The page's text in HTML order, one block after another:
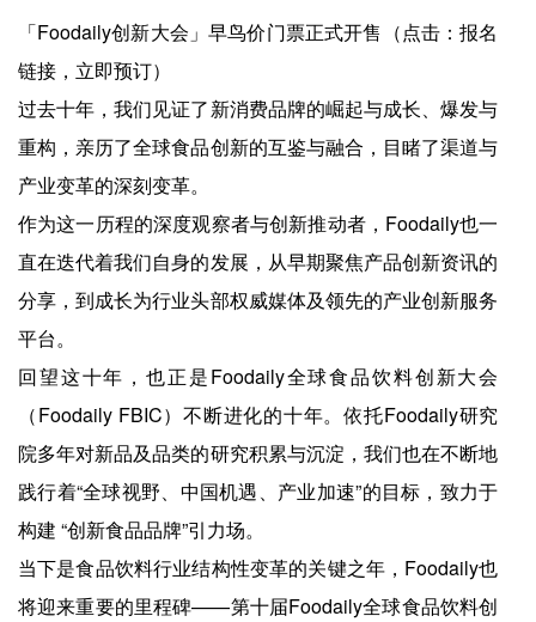
「Foodaily创新大会」早鸟价门票正式开售（点击：报名
链接，立即预订）
过去十年，我们见证了新消费品牌的崛起与成长、爆发与
重构，亲历了全球食品创新的互鉴与融合，目睹了渠道与
产业变革的深刻变革。
作为这一历程的深度观察者与创新推动者，Foodaily也一
直在迭代着我们自身的发展，从早期聚焦产品创新资讯的
分享，到成长为行业头部权威媒体及领先的产业创新服务
平台。
回望这十年，也正是Foodaily全球食品饮料创新大会
（Foodaily FBIC）不断进化的十年。依托Foodaily研究
院多年对新品及品类的研究积累与沉淀，我们也在不断地
践行着“全球视野、中国机遇、产业加速”的目标，致力于
构建 “创新食品品牌”引力场。
当下是食品饮料行业结构性变革的关键之年，Foodaily也
将迎来重要的里程碑——第十届Foodaily全球食品饮料创